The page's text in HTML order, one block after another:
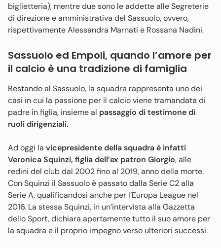
biglietteria), mentre due sono le addette alle Segreterie
di direzione e amministrativa del Sassuolo, ovvero,
rispettivamente Alessandra Marnati e Rossana Nadini.
Sassuolo ed Empoli, quando l’amore per
il calcio è una tradizione di famiglia
Restando al Sassuolo, la squadra rappresenta uno dei
casi in cui la passione per il calcio viene tramandata di
padre in figlia, insieme al passaggio di testimone di
ruoli dirigenziali.
Ad oggi la vicepresidente della squadra è infatti
Veronica Squinzi, figlia dell’ex patron Giorgio, alle
redini del club dal 2002 fino al 2019, anno della morte.
Con Squinzi il Sassuolo è passato dalla Serie C2 alla
Serie A, qualificandosi anche per l’Europa League nel
2016. La stessa Squinzi, in un’intervista alla Gazzetta
dello Sport, dichiara apertamente tutto il suo amore per
la squadra e il proprio impegno verso ulteriori successi.